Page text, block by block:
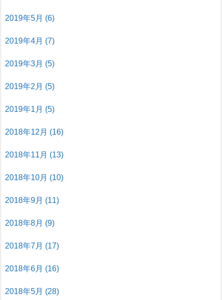
2019年5月 (6)
2019年4月 (7)
2019年3月 (5)
2019年2月 (5)
2019年1月 (5)
2018年12月 (16)
2018年11月 (13)
2018年10月 (10)
2018年9月 (11)
2018年8月 (9)
2018年7月 (17)
2018年6月 (16)
2018年5月 (28)